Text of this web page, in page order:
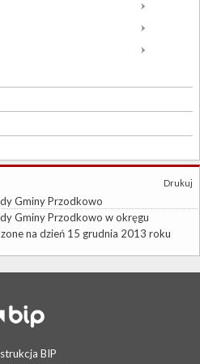
Drukuj
Gminy Przodkowo
Gminy Przodkowo w okręgu
na dzień 15 grudnia 2013 roku
BIP